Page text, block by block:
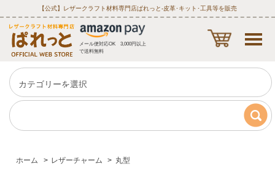
【公式】レザークラフト材料専門店ぱれっと‐皮革･キット･工具等を販売
メール便対応OK 3,000円以上
で送料無料
ホーム > レザーチャーム > 丸型